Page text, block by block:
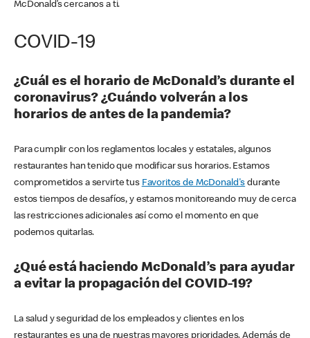
McDonald’s cercanos a ti.
COVID-19
¿Cuál es el horario de McDonald’s durante el
coronavirus? ¿Cuándo volverán a los
horarios de antes de la pandemia?
Para cumplir con los reglamentos locales y estatales, algunos
restaurantes han tenido que modificar sus horarios. Estamos
comprometidos a servirte tus Favoritos de McDonald's durante
estos tiempos de desafíos, y estamos monitoreando muy de cerca
las restricciones adicionales así como el momento en que
podemos quitarlas.
¿Qué está haciendo McDonald’s para ayudar
a evitar la propagación del COVID-19?
La salud y seguridad de los empleados y clientes en los